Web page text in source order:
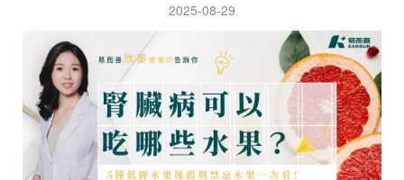
2025-08-29